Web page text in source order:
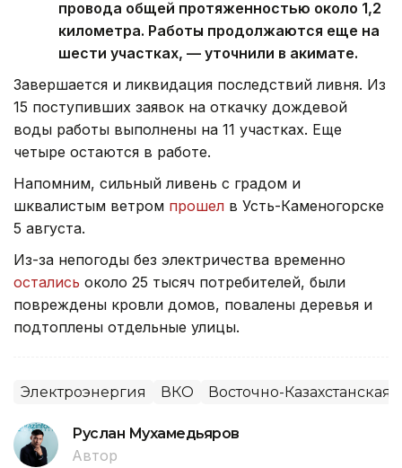
провода общей протяженностью около 1,2
километра. Работы продолжаются еще на
шести участках, — уточнили в акимате.
Завершается и ликвидация последствий ливня. Из
15 поступивших заявок на откачку дождевой
воды работы выполнены на 11 участках. Еще
четыре остаются в работе.
Напомним, сильный ливень с градом и
шквалистым ветром прошел в Усть-Каменогорске
5 августа.
Из-за непогоды без электричества временно
остались около 25 тысяч потребителей, были
повреждены кровли домов, повалены деревья и
подтоплены отдельные улицы.
Электроэнергия ВКО Восточно-Казахстанская
Руслан Мухамедьяров
Автор